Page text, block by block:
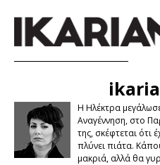
Η Ηλέκτρα
Αναγέννηση, στο
της, σκέφτεται ότι
πλύνει πιάτα.
μακριά, αλλά θα